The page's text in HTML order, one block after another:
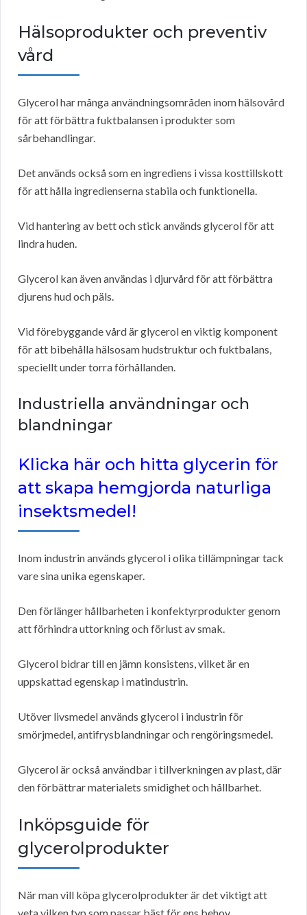
Hälsoprodukter och preventiv
vård
Glycerol har många användningsområden inom hälsovård
för att förbättra fuktbalansen i produkter som
sårbehandlingar.
Det används också som en ingrediens i vissa kosttillskott
för att hålla ingredienserna stabila och funktionella.
Vid hantering av bett och stick används glycerol för att
lindra huden.
Glycerol kan även användas i djurvård för att förbättra
djurens hud och päls.
Vid förebyggande vård är glycerol en viktig komponent
för att bibehålla hälsosam hudstruktur och fuktbalans,
speciellt under torra förhållanden.
Industriella användningar och
blandningar
Klicka här och hitta glycerin för
att skapa hemgjorda naturliga
insektsmedel!
Inom industrin används glycerol i olika tillämpningar tack
vare sina unika egenskaper.
Den förlänger hållbarheten i konfektyrprodukter genom
att förhindra uttorkning och förlust av smak.
Glycerol bidrar till en jämn konsistens, vilket är en
uppskattad egenskap i matindustrin.
Utöver livsmedel används glycerol i industrin för
smörjmedel, antifrysblandningar och rengöringsmedel.
Glycerol är också användbar i tillverkningen av plast, där
den förbättrar materialets smidighet och hållbarhet.
Inköpsguide för
glycerolprodukter
När man vill köpa glycerolprodukter är det viktigt att